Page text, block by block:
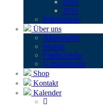
2016
2015
Infobei­trä­ge
Über uns
Alters­stu­fen
Stamm
För­der­ver­ein
Grup­pen­raum
Shop
Kontakt
Kalender